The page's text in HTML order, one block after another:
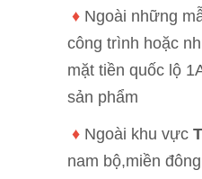
♦ Ngoài những
công trình hoặc
mặt tiền quốc lộ
sản phẩm
♦ Ngoài khu vực
nam bộ,miền